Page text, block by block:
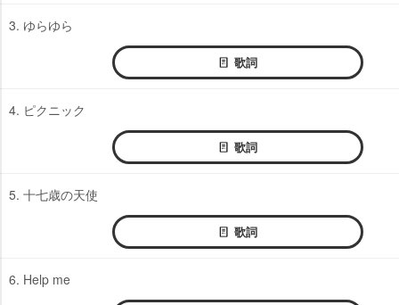
3. ゆらゆら
歌詞
4. ピクニック
歌詞
5. 十七歳の天使
歌詞
6. Help me